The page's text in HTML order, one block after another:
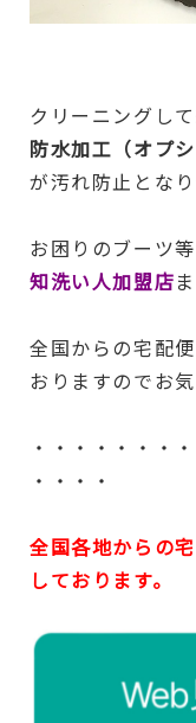
クリーニングし
防水加工（オプシ
が汚れ防止とな
お困りのブーツ
知洗い人加盟店
全国からの宅配
おりますのでお
・・・・・・・
・・・・
全国各地からの
しております。